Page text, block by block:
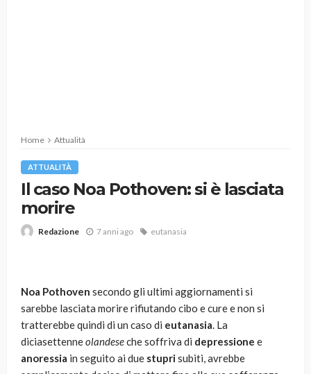
Home Attualità
ATTUALITÀ
Il caso Noa Pothoven: si è lasciata
morire
Redazione 7 anni ago eutanasia
Noa Pothoven secondo gli ultimi aggiornamenti si
sarebbe lasciata morire rifiutando cibo e cure e non si
tratterebbe quindi di un caso di eutanasia. La
diciasettenneolandeseche soffriva di depressione e
anoressia in seguito ai due stuprisubiti, avrebbe